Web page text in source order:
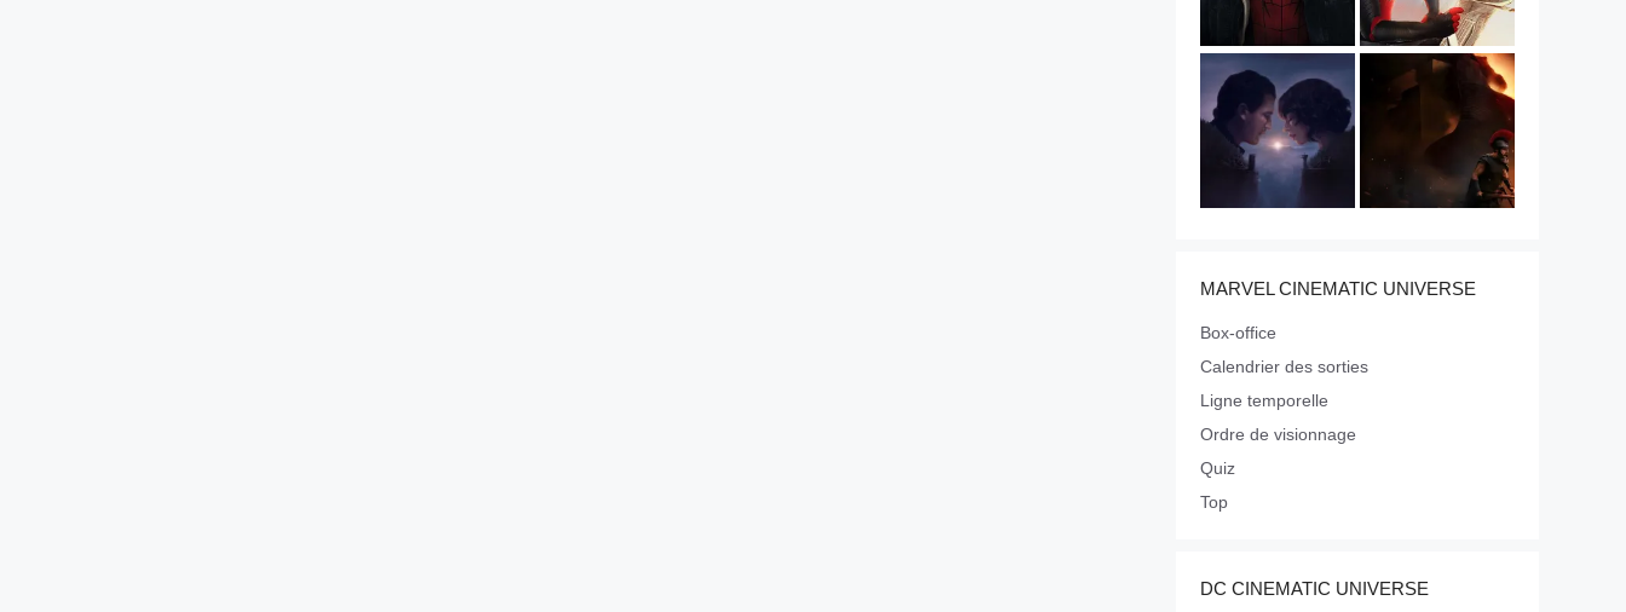
MARVEL CINEMATIC UNIVERSE
Box-office
Calendrier des sorties
Ligne temporelle
Ordre de visionnage
Quiz
Top
DC CINEMATIC UNIVERSE